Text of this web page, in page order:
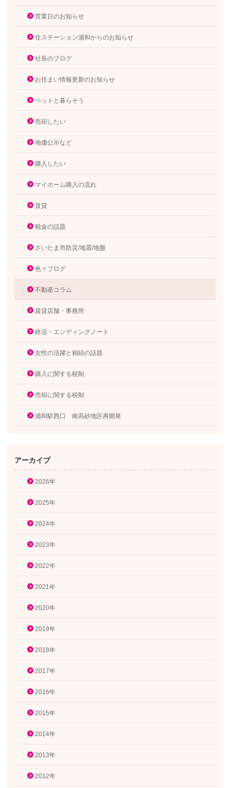
営業日のお知らせ
住ステーション浦和からのお知らせ
社長のブログ
お住まい情報更新のお知らせ
ペットと暮らそう
売却したい
地価公示など
購入したい
マイホーム購入の流れ
賃貸
税金の話題
さいたま市防災/地震/地盤
色々ブログ
不動産コラム
賃貸店舗・事務所
終活・エンディングノート
女性の活躍と相続の話題
購入に関する税制
売却に関する税制
浦和駅西口 南高砂地区再開発
アーカイブ
2026年
2025年
2024年
2023年
2022年
2021年
2020年
2019年
2018年
2017年
2016年
2015年
2014年
2013年
2012年